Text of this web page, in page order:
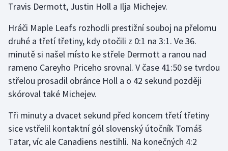
Plážový volejbal
Ragby
Rychlobruslení
Rychlostní kanoistika
Short track
Sportovní střelba
Travis Dermott, Justin Holl a Ilja Michejev.
Hráči Maple Leafs rozhodli prestižní souboj na přelomu
druhé a třetí třetiny, kdy otočili z 0:1 na 3:1. Ve 36.
minutě si našel místo ke střele Dermott a ranou nad
rameno Careyho Priceho srovnal. V čase 41:50 se tvrdou
střelou prosadil obránce Holl a o 42 sekund později
skóroval také Michejev.
Tři minuty a dvacet sekund před koncem třetí třetiny
sice vstřelil kontaktní gól slovenský útočník Tomáš
Tatar, víc ale Canadiens nestihli. Na konečných 4:2